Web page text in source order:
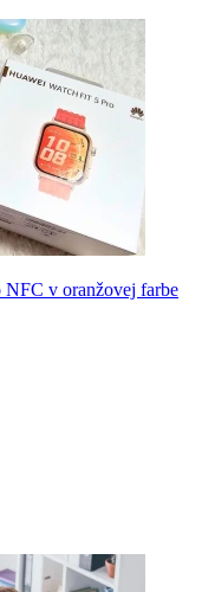
NFC v oranžovej farbe